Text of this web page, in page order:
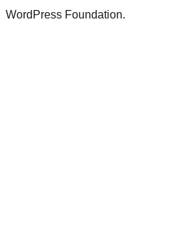
WordPress Foundation.